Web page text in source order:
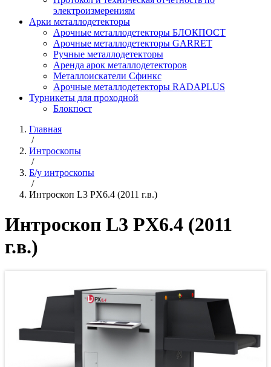
электроизмерениям
Арки металлодетекторы
Арочные металлодетекторы БЛОКПОСТ
Арочные металлодетекторы GARRET
Ручные металлодетекторы
Аренда арок металлодетекторов
Металлоискатели Сфинкс
Арочные металлодетекторы RADAPLUS
Турникеты для проходной
Блокпост
Главная
/
Интроскопы
/
Б/у интроскопы
/
Интроскоп L3 PX6.4 (2011 г.в.)
Интроскоп L3 PX6.4 (2011
г.в.)